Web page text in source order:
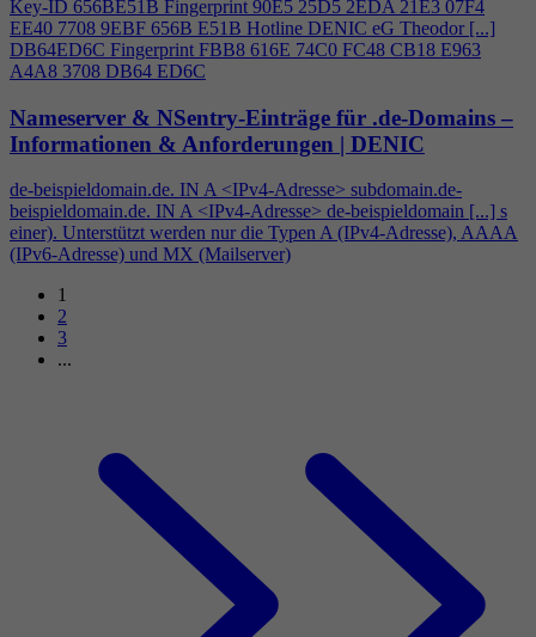
Key-ID 656BE51B Fingerprint 90E5 25D5 2EDA 21E3 07F4
EE40 7708 9EBF 656B E51B Hotline DENIC eG Theodor [...]
DB64ED6C Fingerprint FBB8 616E 74C0 FC48 CB18 E963
A4A8 3708 DB64 ED6C
Nameserver & NSentry-Einträge für .de-Domains –
Informationen & Anforderungen | DENIC
de-beispieldomain.de. IN A <IPv4-Adresse> subdomain.de-
beispieldomain.de. IN A <IPv4-Adresse> de-beispieldomain [...] s
einer). Unterstützt werden nur die Typen A (IPv4-Adresse), AAAA
(IPv6-Adresse) und MX (Mailserver)
1
2
3
...